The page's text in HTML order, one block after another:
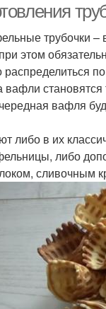
трубочки –
этом
распределиться
вафля
либо в их
либо
сливочным